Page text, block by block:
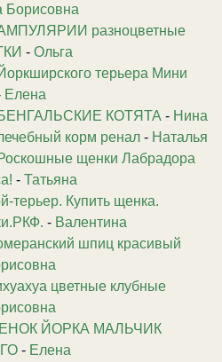
Борисовна
разноцветные
- Ольга
терьера Мини
Елена
КОТЯТА - Нина
корм ренал - Наталья
щенки Лабрадора
- Татьяна
терьер. Купить щенка.
- Валентина
шпиц красивый
цветные клубные
ЙОРКА МАЛЬЧИК
- Елена